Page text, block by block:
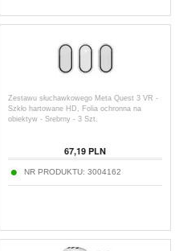
Zestawu słuchawkowego Meta Quest 3 VR -
Szkło hartowane HD, Folia ochronna na
obiektyw - Srebrny - 3 Szt.
67,19 PLN
NR PRODUKTU: 3004162